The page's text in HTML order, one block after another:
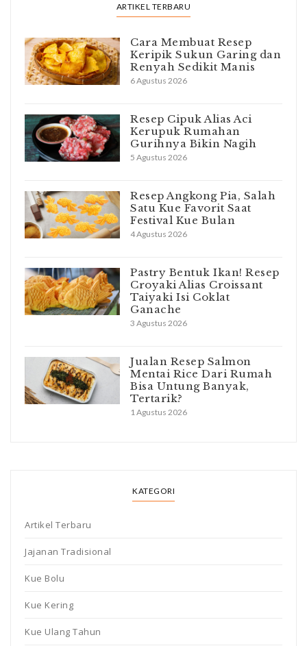
ARTIKEL TERBARU
Cara Membuat Resep
Keripik Sukun Garing dan
Renyah Sedikit Manis
6 Agustus 2026
Resep Cipuk Alias Aci
Kerupuk Rumahan
Gurihnya Bikin Nagih
5 Agustus 2026
Resep Angkong Pia, Salah
Satu Kue Favorit Saat
Festival Kue Bulan
4 Agustus 2026
Pastry Bentuk Ikan! Resep
Croyaki Alias Croissant
Taiyaki Isi Coklat
Ganache
3 Agustus 2026
Jualan Resep Salmon
Mentai Rice Dari Rumah
Bisa Untung Banyak,
Tertarik?
1 Agustus 2026
KATEGORI
Artikel Terbaru
Jajanan Tradisional
Kue Bolu
Kue Kering
Kue Ulang Tahun